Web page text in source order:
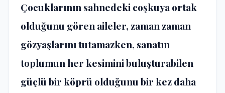
Çocuklarının sahnedeki coşkuya ortak
olduğunu gören aileler, zaman zaman
gözyaşlarını tutamazken, sanatın
toplumun her kesimini buluşturabilen
güçlü bir köprü olduğunu bir kez daha